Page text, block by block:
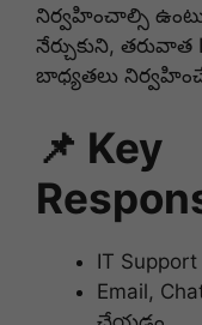
నిర్వహించాల్సి
నేర్చుకుని, తరువాత
బాధ్యతలు
📌 Key
IT
Email,